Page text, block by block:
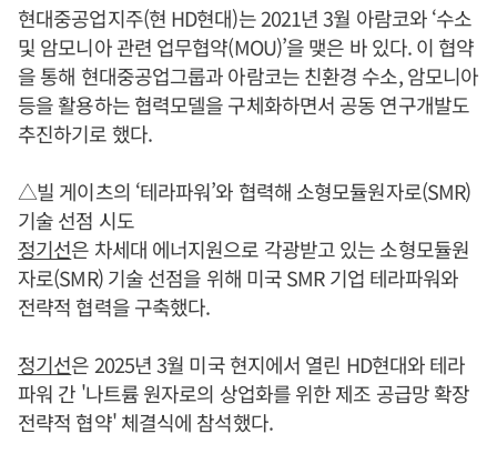
현대중공업지주(현 HD현대)는 2021년 3월 아람코와 ‘수소
및 암모니아 관련 업무협약(MOU)’을 맺은 바 있다. 이 협약
을 통해 현대중공업그룹과 아람코는 친환경 수소, 암모니아
등을 활용하는 협력모델을 구체화하면서 공동 연구개발도
추진하기로 했다.
△빌 게이츠의 ‘테라파워’와 협력해 소형모듈원자로(SMR)
기술 선점 시도
정기선은 차세대 에너지원으로 각광받고 있는 소형모듈원
자로(SMR) 기술 선점을 위해 미국 SMR 기업 테라파워와
전략적 협력을 구축했다.
정기선은 2025년 3월 미국 현지에서 열린 HD현대와 테라
파워 간 '나트륨 원자로의 상업화를 위한 제조 공급망 확장
전략적 협약' 체결식에 참석했다.